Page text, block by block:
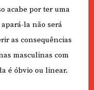
acabe por ter uma
la não será
as consequências
masculinas com
é óbvio ou linear.